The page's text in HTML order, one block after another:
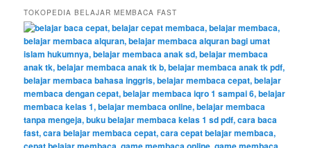
TOKOPEDIA BELAJAR MEMBACA FAST